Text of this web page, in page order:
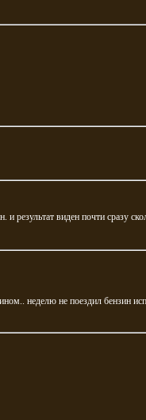
результат виден почти сразу
неделю не поездил бензин